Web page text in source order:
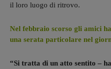
il loro luogo di ritrovo.
Nel febbraio scorso gli amici
una serata particolare nel
“Si tratta di un atto sentito –